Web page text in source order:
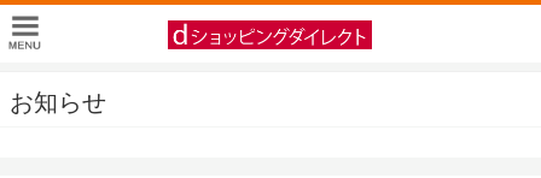
お知らせ